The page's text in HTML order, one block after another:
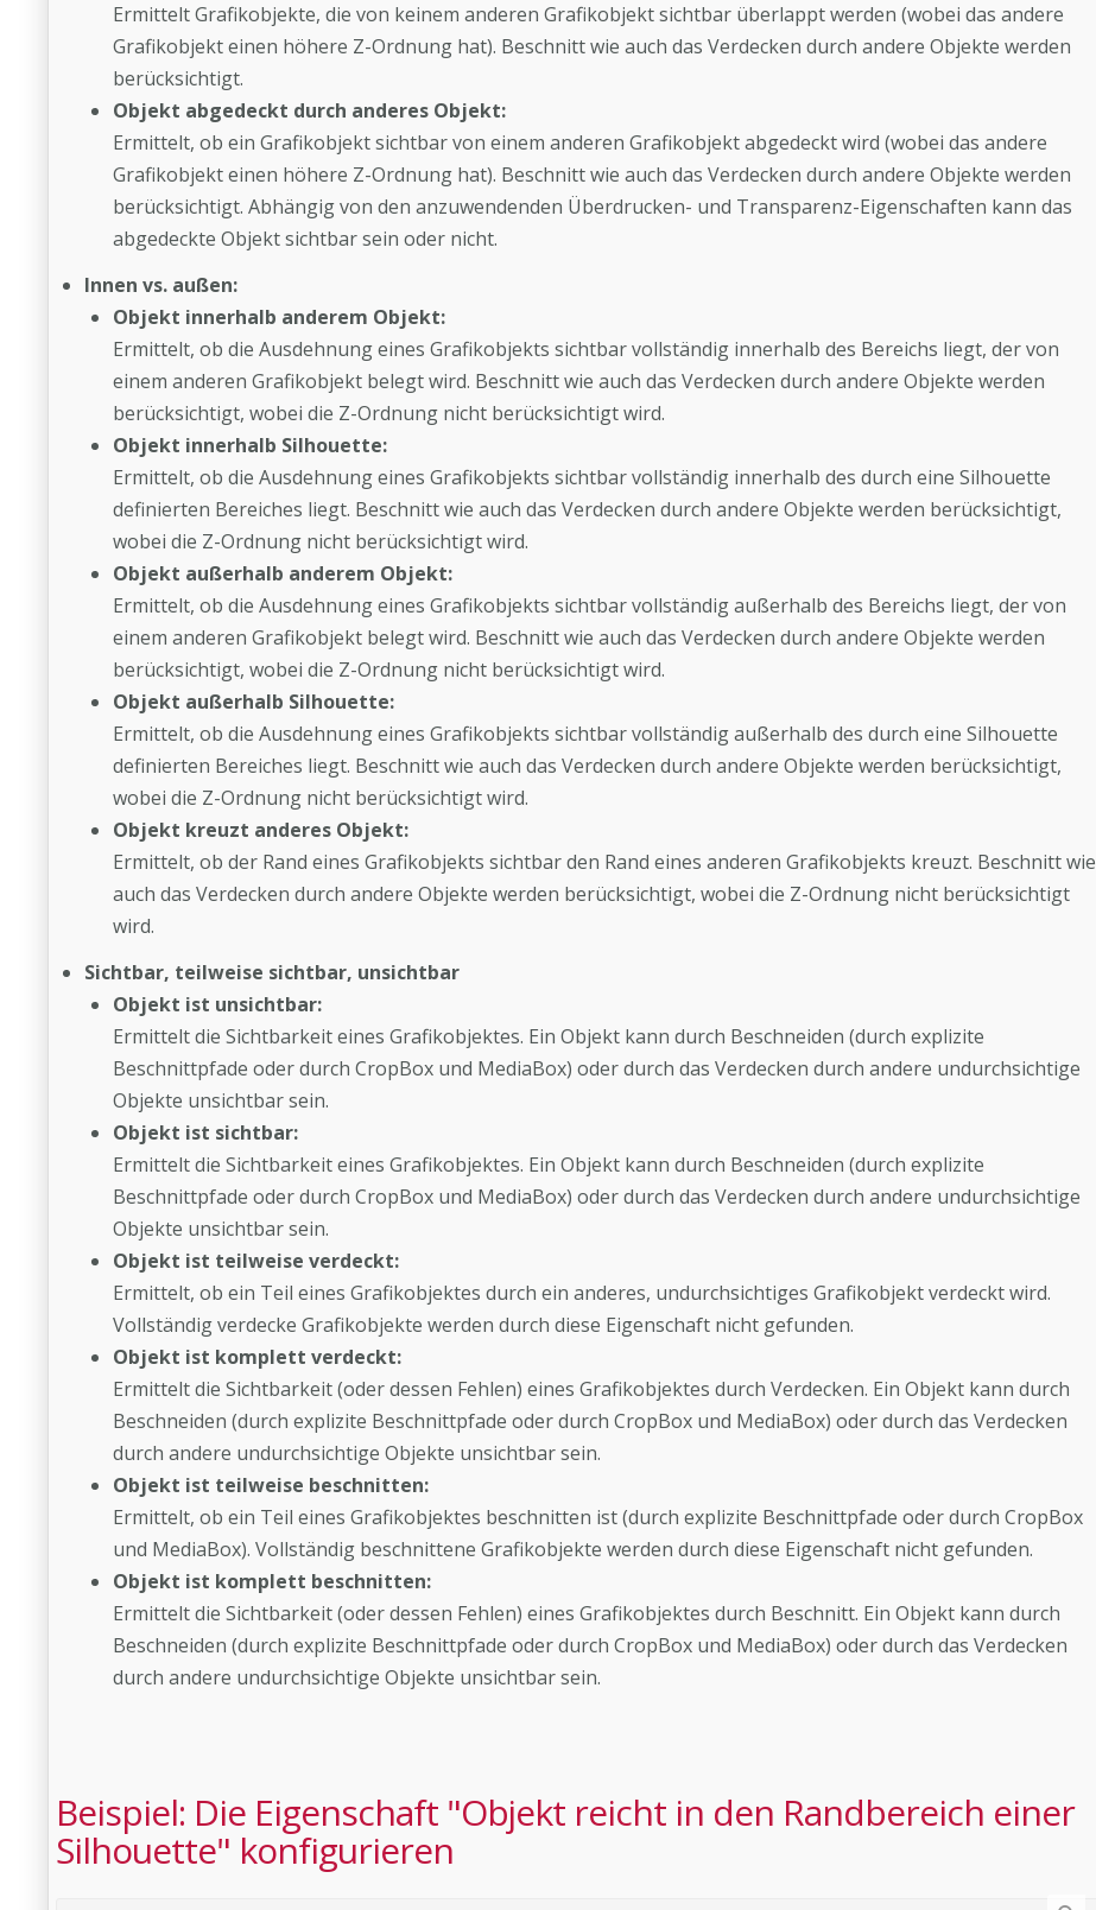
Ermittelt Grafikobjekte, die von keinem anderen Grafikobjekt sichtbar überlappt werden (wobei das andere
Grafikobjekt einen höhere Z-Ordnung hat). Beschnitt wie auch das Verdecken durch andere Objekte werden
berücksichtigt.
Objekt abgedeckt durch anderes Objekt:
Ermittelt, ob ein Grafikobjekt sichtbar von einem anderen Grafikobjekt abgedeckt wird (wobei das andere
Grafikobjekt einen höhere Z-Ordnung hat). Beschnitt wie auch das Verdecken durch andere Objekte werden
berücksichtigt. Abhängig von den anzuwendenden Überdrucken- und Transparenz-Eigenschaften kann das
abgedeckte Objekt sichtbar sein oder nicht.
Innen vs. außen:
Objekt innerhalb anderem Objekt:
Ermittelt, ob die Ausdehnung eines Grafikobjekts sichtbar vollständig innerhalb des Bereichs liegt, der von
einem anderen Grafikobjekt belegt wird. Beschnitt wie auch das Verdecken durch andere Objekte werden
berücksichtigt, wobei die Z-Ordnung nicht berücksichtigt wird.
Objekt innerhalb Silhouette:
Ermittelt, ob die Ausdehnung eines Grafikobjekts sichtbar vollständig innerhalb des durch eine Silhouette
definierten Bereiches liegt. Beschnitt wie auch das Verdecken durch andere Objekte werden berücksichtigt,
wobei die Z-Ordnung nicht berücksichtigt wird.
Objekt außerhalb anderem Objekt:
Ermittelt, ob die Ausdehnung eines Grafikobjekts sichtbar vollständig außerhalb des Bereichs liegt, der von
einem anderen Grafikobjekt belegt wird. Beschnitt wie auch das Verdecken durch andere Objekte werden
berücksichtigt, wobei die Z-Ordnung nicht berücksichtigt wird.
Objekt außerhalb Silhouette:
Ermittelt, ob die Ausdehnung eines Grafikobjekts sichtbar vollständig außerhalb des durch eine Silhouette
definierten Bereiches liegt. Beschnitt wie auch das Verdecken durch andere Objekte werden berücksichtigt,
wobei die Z-Ordnung nicht berücksichtigt wird.
Objekt kreuzt anderes Objekt:
Ermittelt, ob der Rand eines Grafikobjekts sichtbar den Rand eines anderen Grafikobjekts kreuzt. Beschnitt wie
auch das Verdecken durch andere Objekte werden berücksichtigt, wobei die Z-Ordnung nicht berücksichtigt
wird.
Sichtbar, teilweise sichtbar, unsichtbar
Objekt ist unsichtbar:
Ermittelt die Sichtbarkeit eines Grafikobjektes. Ein Objekt kann durch Beschneiden (durch explizite
Beschnittpfade oder durch CropBox und MediaBox) oder durch das Verdecken durch andere undurchsichtige
Objekte unsichtbar sein.
Objekt ist sichtbar:
Ermittelt die Sichtbarkeit eines Grafikobjektes. Ein Objekt kann durch Beschneiden (durch explizite
Beschnittpfade oder durch CropBox und MediaBox) oder durch das Verdecken durch andere undurchsichtige
Objekte unsichtbar sein.
Objekt ist teilweise verdeckt:
Ermittelt, ob ein Teil eines Grafikobjektes durch ein anderes, undurchsichtiges Grafikobjekt verdeckt wird.
Vollständig verdecke Grafikobjekte werden durch diese Eigenschaft nicht gefunden.
Objekt ist komplett verdeckt:
Ermittelt die Sichtbarkeit (oder dessen Fehlen) eines Grafikobjektes durch Verdecken. Ein Objekt kann durch
Beschneiden (durch explizite Beschnittpfade oder durch CropBox und MediaBox) oder durch das Verdecken
durch andere undurchsichtige Objekte unsichtbar sein.
Objekt ist teilweise beschnitten:
Ermittelt, ob ein Teil eines Grafikobjektes beschnitten ist (durch explizite Beschnittpfade oder durch CropBox
und MediaBox). Vollständig beschnittene Grafikobjekte werden durch diese Eigenschaft nicht gefunden.
Objekt ist komplett beschnitten:
Ermittelt die Sichtbarkeit (oder dessen Fehlen) eines Grafikobjektes durch Beschnitt. Ein Objekt kann durch
Beschneiden (durch explizite Beschnittpfade oder durch CropBox und MediaBox) oder durch das Verdecken
durch andere undurchsichtige Objekte unsichtbar sein.
Beispiel: Die Eigenschaft "Objekt reicht in den Randbereich einer
Silhouette" konfigurieren